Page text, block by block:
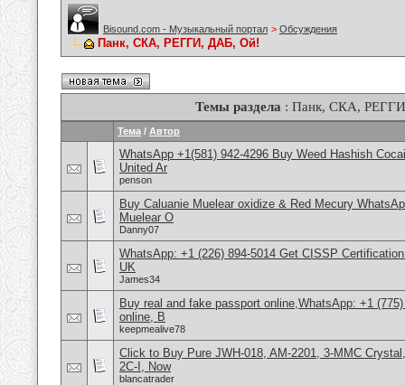
Bisound.com - Музыкальный портал > Обсуждения
Панк, СКА, РЕГГИ, ДАБ, Ой!
Темы раздела : Панк, СКА,
Тема / Автор
WhatsApp +1(581) 942-4296 Buy Weed Hashish
United Ar
penson
Buy Caluanie Muelear oxidize & Red Mecury
Muelear O
Danny07
WhatsApp: +1 (226) 894-5014​ Get CISSP
UK
James34
Buy real and fake passport online,WhatsApp: +1
online, B
keepmealive78
Click to Buy Pure JWH-018, AM-2201, 3-MMC
2C-I, Now
blancatrader